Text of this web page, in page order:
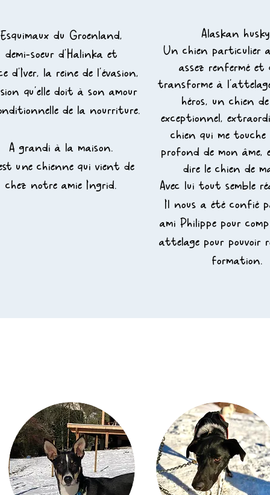
Esquimaux du Groenland,
demi-soeur d'Halinka et
d'Iver, la reine de l'évasion,
qu'elle doit à son amour
de la nourriture.
A grandi à la maison.
une chienne qui vient de
chez notre amie Ingrid.
Alaskan
Un chien particulier
assez renfermé et
transforme à
héros, un chien
exceptionnel,
chien qui me
profond de mon âme,
dire le chien de
Avec lui tout semble
Il nous a été confié
ami Philippe pour
attelage pour pouvoir
formation.